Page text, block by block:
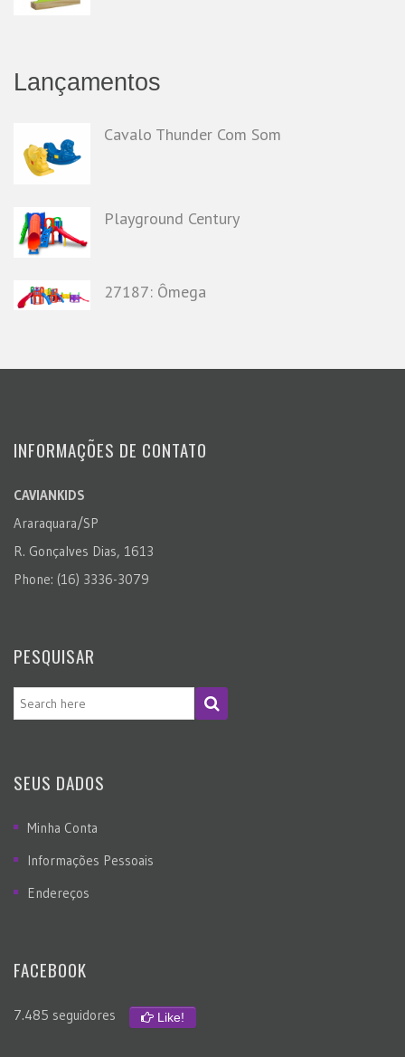
Lançamentos
Cavalo Thunder Com Som
Playground Century
27187: Ômega
INFORMAÇÕES DE CONTATO
CAVIANKIDS
Araraquara/SP
R. Gonçalves Dias, 1613
Phone: (16) 3336-3079
PESQUISAR
SEUS DADOS
Minha Conta
Informações Pessoais
Endereços
FACEBOOK
7.485 seguidores Like!